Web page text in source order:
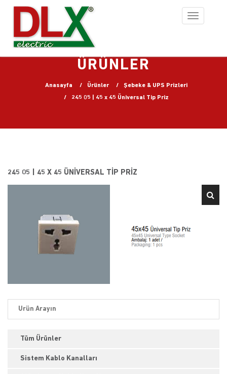
Toggle
navigation
ÜRÜNLER
Anasayfa Ürünler
Şebeke & UPS Prizleri
245 05 | 45 x 45 Üniversal Tip Priz
245 05 | 45 X 45 ÜNIVERSAL TIP PRIZ
Tüm Ürünler
Sistem Kablo Kanalları